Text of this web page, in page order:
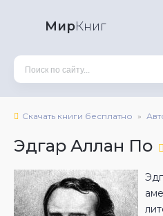
МирКниг
Скачать книги бесплатно
Эдгар Аллан По